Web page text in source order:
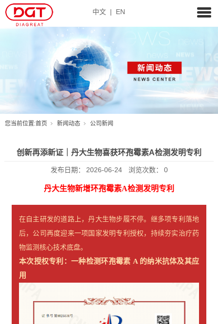
中文 | EN
您当前位置:首页 新闻动态 公司新闻
创新再添新证｜丹大生物喜获环孢霉素A检测发明专利
发布日期： 2026-06-24 浏览次数： 0
丹大生物新增环孢霉素A检测发明专利
在自主研发的道路上，丹大生物步履不停。继多项专利落地
后，公司再度迎来一项国家发明专利授权，持续夯实治疗药
物监测核心技术底盘。
本次授权专利：一种检测环孢霉素 A 的纳米抗体及其应
用